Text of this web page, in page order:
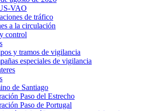
VAO
de tráfico
a la circulación
control
y tramos de vigilancia
especiales de vigilancia
de Santiago
Paso del Estrecho
Paso de Portugal